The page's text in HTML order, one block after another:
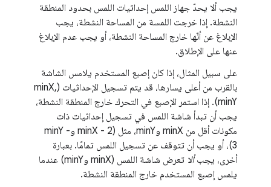
يجب ألا يحدّ جهاز اللمس إحداثيات اللمس بحدود المنطقة
النشطة. إذا خرجت اللمسة من المساحة النشطة، يجب
الإبلاغ عن أنّها خارج المساحة النشطة، أو يجب عدم الإبلاغ
عنها على الإطلاق.
على سبيل المثال، إذا كان إصبع المستخدم يلامس الشاشة
بالقرب من أعلى يسارها، قد يتم تسجيل الإحداثيات (minX,
minY). إذا استمر الإصبع في التحرك خارج المنطقة النشطة،
يجب أن تبدأ شاشة اللمس في تسجيل إحداثيات ذات
مكونات أقل من minX وminY، مثل (minX - 2 وminY -
3)، أو يجب أن تتوقف عن تسجيل اللمس تمامًا. بعبارة
أخرى، يجبألا
تعرض شاشة اللمس (minX وminY) عندما
يلمس إصبع المستخدم خارج المنطقة النشطة.